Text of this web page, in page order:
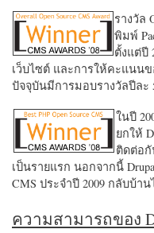
รางวัล
พิมพ์
ตั้งแต่ปี
เว็บไซต์ และการให้คะแนน
ปัจจุบันมีการมอบรางวัลปีละ
ในปี
ยกให้
ติดต่อกั
เป็นรายแรก นอกจากนี้
CMS ประจำปี 2009 กลับบ้า
ความสามารถของ